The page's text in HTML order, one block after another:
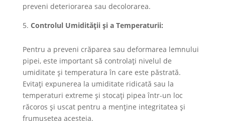
preveni deteriorarea sau decolorarea.
Controlul Umidității și a Temperaturii:
Pentru a preveni crăparea sau deformarea lemnului
pipei, este important să controlați nivelul de
umiditate și temperatura în care este păstrată.
Evitați expunerea la umiditate ridicată sau la
temperaturi extreme și stocați pipea într-un loc
răcoros și uscat pentru a menține integritatea și
frumusețea acesteia.